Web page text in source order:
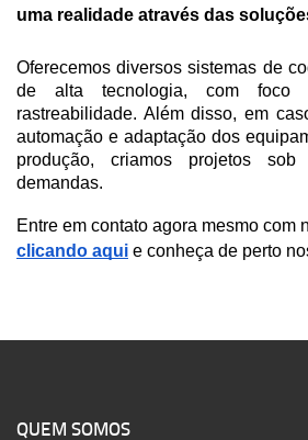
uma realidade através das
Oferecemos diversos sistemas de
de alta tecnologia, com foco
rastreabilidade. Além disso, em
automação e adaptação dos
produção, criamos projetos
demandas.
Entre em contato agora mesmo com
clicando aqui e conheça de perto
QUEM SOMOS